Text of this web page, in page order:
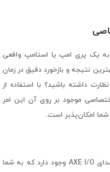
یک پری امپ یا استامپ واقعی
نتیجه و بازخورد دقیق در زمان
داشته باشید؟ با استفاده از
موجود بر روی آن این امر
شما امکان‌پذیر است.
دو ورودی کنترلر اختصاصی بر کارت صدای AXE I/O وجود دارد که به شما